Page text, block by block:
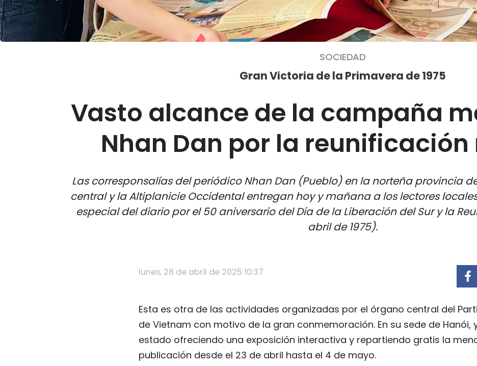
SOCIEDAD
Gran Victoria de la Primavera de 1975
Vasto alcance de la campaña
Nhan Dan por la
Las corresponsalías del periódico Nhan Dan (Pueblo) en la norteña provincia
central y la Altiplanicie Occidental entregan hoy y mañana a los lectores
especial del diario por el 50 aniversario del Día de la Liberación del Sur y la
abril de 1975).
lunes, 28 de abril de 2025 10:37
Esta es otra de las actividades organizadas por el órgano central del
de Vietnam con motivo de la gran conmemoración. En su sede de Hanói,
estado ofreciendo una exposición interactiva y repartiendo gratis la
publicación desde el 23 de abril hasta el 4 de mayo.